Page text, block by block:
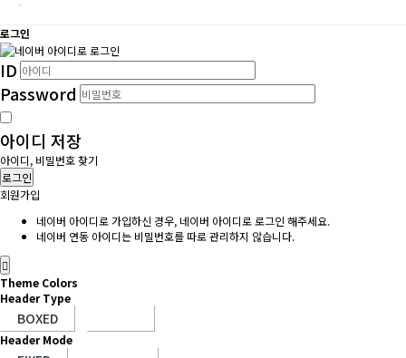
로그인
ID
Password
아이디 저장
아이디, 비밀번호 찾기
로그인
회원가입
네이버 아이디로 가입하신 경우, 네이버 아이디로 로그인 해주세요.
네이버 연동 아이디는 비밀번호를 따로 관리하지 않습니다.
Theme Colors
Header Type
Header Mode